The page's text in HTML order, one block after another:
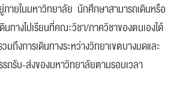
ายในมหาวิทยาลัย นักศึกษาสามารถเดินหรือ
นทางไปเรียนที่คณะวิชา/ภาควิชาของตนเองได้
ถึงการเดินทางระหว่างวิทยาเขตบางมดและ
ถรับ-ส่งของมหาวิทยาลัยตามรอบเวลา